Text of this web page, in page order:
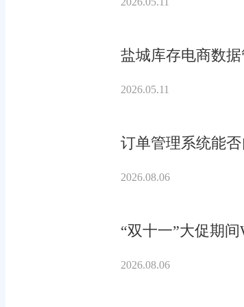
盐城库存电商数
2026.05.11
订单管理系统能
2026.08.06
“双十一”大促期
2026.08.06